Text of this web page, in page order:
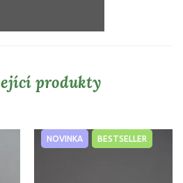
produkty
NOVINKA BESTSELLER